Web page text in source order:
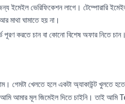
ইমেইল ভেরিফিকেশন লাগে। টেম্পোরারি
মাথা ঘামাতে হয় না।
করতে চান বা কোনো বিশেষ অফার নিতে
গেমটা খেলতে হলে একটা অ্যাকাউন্ট খুলতে
আমি আমার মূল জিমেইল দিতে চাইনি। তাই